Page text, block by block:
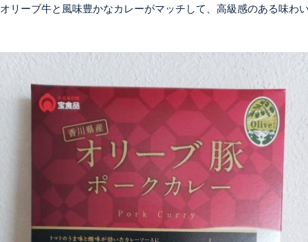
オリーブ牛と風味豊かなカレーがマッチして、高級感のある味わ